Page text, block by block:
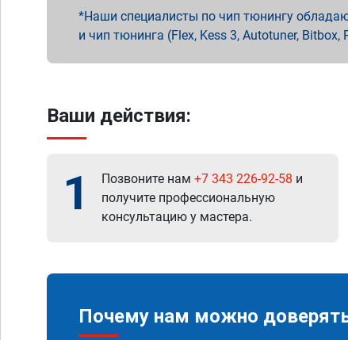
Наши специалисты по чип тюнингу
и чип тюнинга (Flex, Kess 3, Autotuner,
Ваши действия:
1 Позвоните нам +7 343 226-92-58 и
получите профессиональную
консультацию у мастера.
Почему нам можно